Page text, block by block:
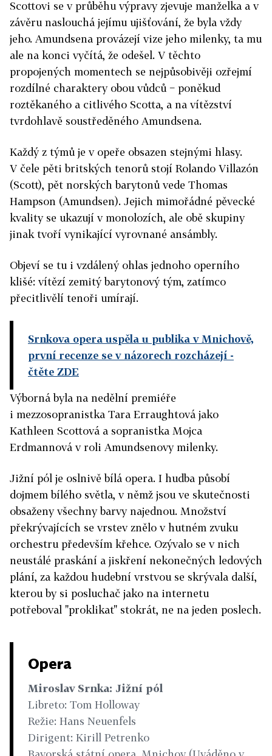
Scottovi se v průběhu výpravy zjevuje manželka a v
závěru naslouchá jejímu ujišťování, že byla vždy
jeho. Amundsena provázejí vize jeho milenky, ta mu
ale na konci vyčítá, že odešel. V těchto
propojených momentech se nejpůsobivěji ozřejmí
rozdílné charaktery obou vůdců − poněkud
roztěkaného a citlivého Scotta, a na vítězství
tvrdohlavě soustředěného Amundsena.
Každý z týmů je v opeře obsazen stejnými hlasy.
V čele pěti britských tenorů stojí Rolando Villazón
(Scott), pět norských barytonů vede Thomas
Hampson (Amundsen). Jejich mimořádné pěvecké
kvality se ukazují v monolozích, ale obě skupiny
jinak tvoří vynikající vyrovnané ansámbly.
Objeví se tu i vzdálený ohlas jednoho operního
klišé: vítězí zemitý barytonový tým, zatímco
přecitlivělí tenoři umírají.
Srnkova opera uspěla u publika v Mnichově,
první recenze se v názorech rozcházejí -
čtěte ZDE
Výborná byla na nedělní premiéře
i mezzosopranistka Tara Erraughtová jako
Kathleen Scottová a sopranistka Mojca
Erdmannová v roli Amundsenovy milenky.
Jižní pól je oslnivě bílá opera. I hudba působí
dojmem bílého světla, v němž jsou ve skutečnosti
obsaženy všechny barvy najednou. Množství
překrývajících se vrstev znělo v hutném zvuku
orchestru především křehce. Ozývalo se v nich
neustálé praskání a jiskření nekonečných ledových
plání, za každou hudební vrstvou se skrývala další,
kterou by si posluchač jako na internetu
potřeboval "proklikat" stokrát, ne na jeden poslech.
Opera
Miroslav Srnka: Jižní pól
Libreto: Tom Holloway
Režie: Hans Neuenfels
Dirigent: Kirill Petrenko